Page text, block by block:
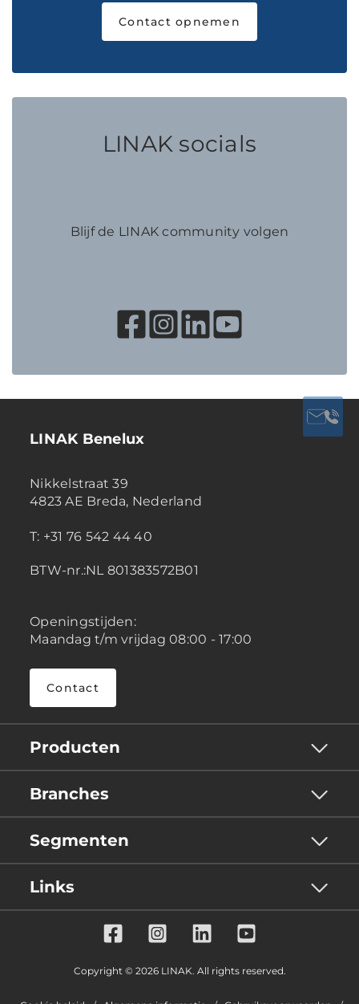
Contact opnemen
LINAK socials
Blijf de LINAK community volgen
LINAK Benelux
Nikkelstraat 39
4823 AE Breda, Nederland
T: +31 76 542 44 40
BTW-nr.:NL 801383572B01
Openingstijden:
Maandag t/m vrijdag 08:00 - 17:00
Contact
Producten
Branches
Segmenten
Links
Copyright © 2026 LINAK. All rights reserved.